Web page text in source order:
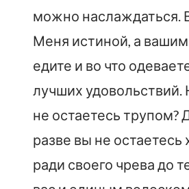
можно наслаждаться.
Меня истиной, а
едите и во что
лучших удовольствий.
не остаетесь
разве вы не
ради своего чрева до